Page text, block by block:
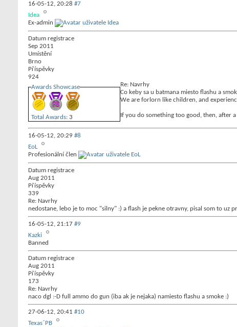
16-05-12, 20:28 #7
Idea
Ex-admin
Datum registrace
Sep 2011
Umístění
Brno
Příspěvky
924
Awards Showcase
Total Awards: 3
Re: Navrhy
Co keby sa u batmana miesto flashu a
We are forlorn like children, and
If you do something too good, then, after
16-05-12, 20:29 #8
EoL
Profesionální člen
Datum registrace
Aug 2011
Příspěvky
339
Re: Navrhy
nedostane, lebo je to moc "silny" :) a flash je pekne otravny, pisal som to uz
16-05-12, 21:17 #9
Kazki
Banned
Datum registrace
Aug 2011
Příspěvky
173
Re: Navrhy
naco dgl :-D full ammo do gun (iba ak je nejaka) namiesto flashu a smoke :)
27-06-12, 20:41 #10
TexasˇPB